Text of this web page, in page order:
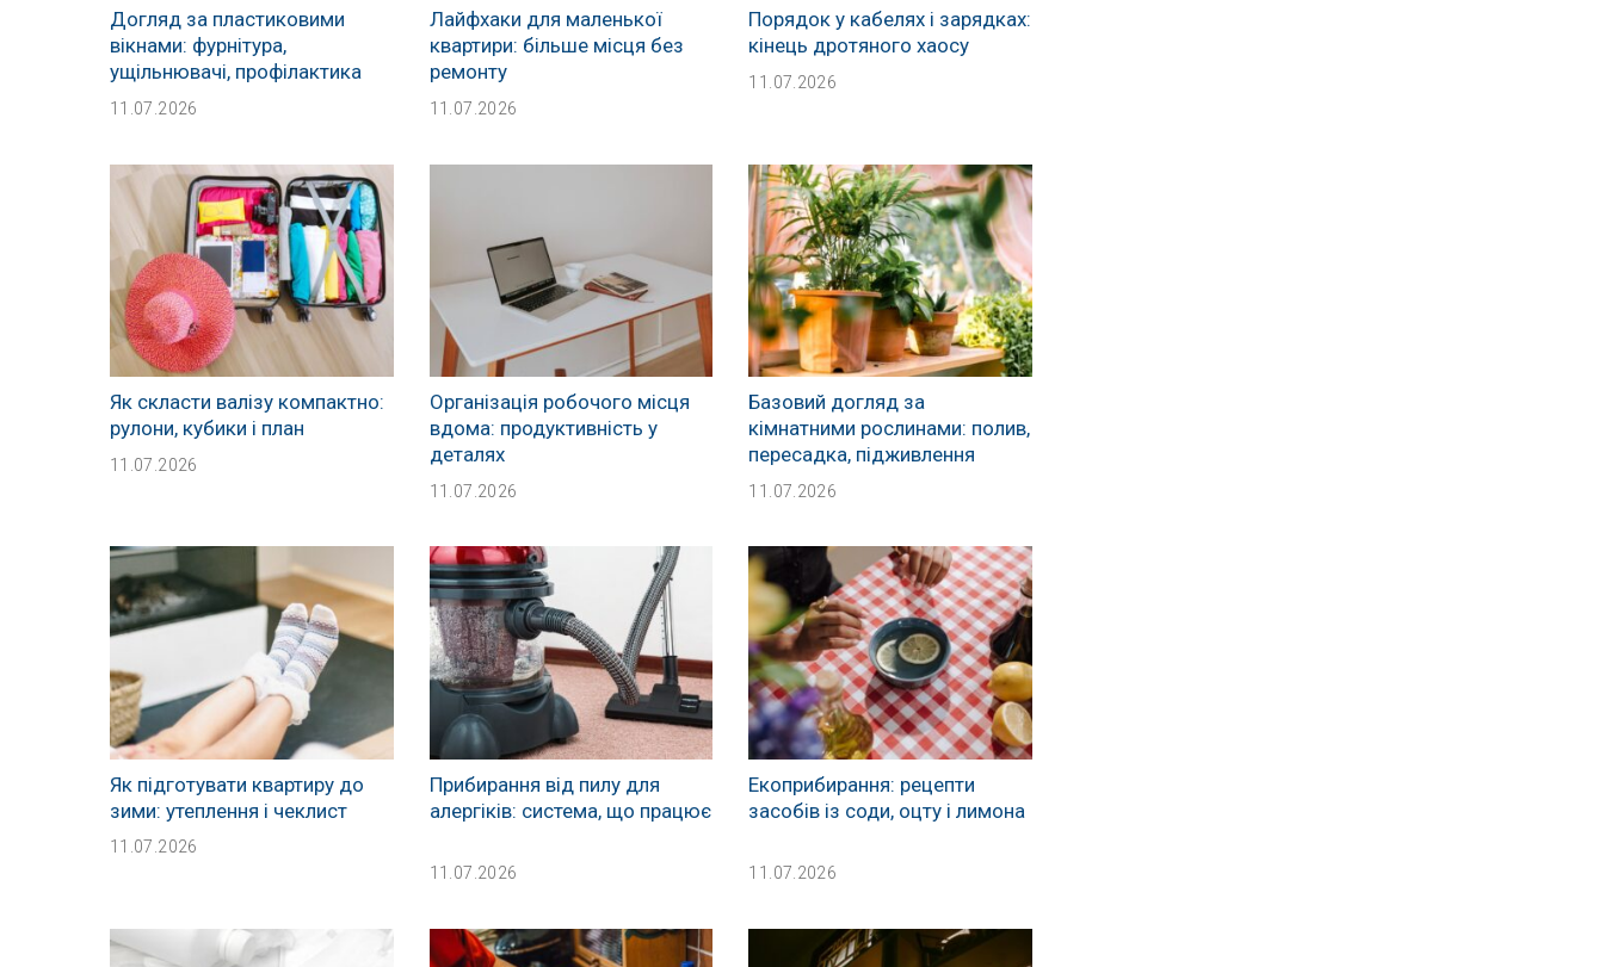
Догляд за пластиковими
вікнами: фурнітура,
ущільнювачі, профілактика
11.07.2026
Лайфхаки для маленької
квартири: більше місця без
ремонту
11.07.2026
Порядок у кабелях і зарядках:
кінець дротяного хаосу
11.07.2026
Як скласти валізу компактно:
рулони, кубики і план
11.07.2026
Організація робочого місця
вдома: продуктивність у
деталях
11.07.2026
Базовий догляд за
кімнатними рослинами: полив,
пересадка, підживлення
11.07.2026
Як підготувати квартиру до
зими: утеплення і чеклист
11.07.2026
Прибирання від пилу для
алергіків: система, що працює
11.07.2026
Екоприбирання: рецепти
засобів із соди, оцту і лимона
11.07.2026